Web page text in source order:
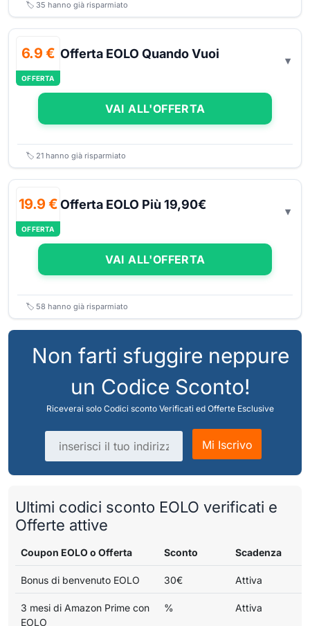
🏷️ 35 hanno già risparmiato
6.9 €
OFFERTA
Offerta EOLO Quando Vuoi
VAI ALL'OFFERTA
🏷️ 21 hanno già risparmiato
19.9 €
OFFERTA
Offerta EOLO Più 19,90€
VAI ALL'OFFERTA
🏷️ 58 hanno già risparmiato
Non farti sfuggire neppure
un Codice Sconto!
Riceverai solo Codici sconto Verificati ed Offerte Esclusive
Indirizzo email
Mi Iscrivo
Ultimi codici sconto EOLO verificati e
Offerte attive
Coupon EOLO o Offerta Sconto Scadenza
Bonus di benvenuto EOLO 30€ Attiva
3 mesi di Amazon Prime con
EOLO
% Attiva